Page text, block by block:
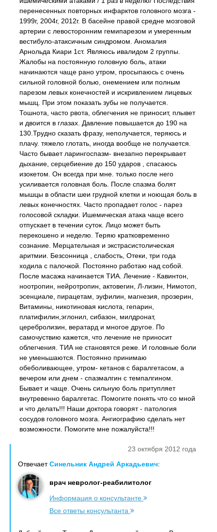
перенесенных повторных инфарктов головного мозга -
1999г, 2004г, 2012г. В басейне правой средне мозговой
артерии с левосторонним гемипарезом и умеренным
вестибуло-атаксичным синдромом. Аномалия
Арнольда Киари 1ст. Являюсь ивалидом 2 группы.
Жалобы на постоянную головную боль, атаки
начинаются чаще рано утром, просыпаюсь с очень
сильной головной болью, онемением или полным
парезом левых конечностей и искривлением лицевых
мышц. При этом показать зубы не получается.
Тошнота, часто рвота, облегчения не приносит, плывет
и двоится в глазах. Давление повышается до 190 на
130.Трудно сказать фразу, неполучается, теряюсь и
плачу. тяжело глотать, иногда вообще не получается.
Часто бывает ларингоспазм- внезапно перекрывает
дыхание, серцебиение до 150 ударов , спасаюсь
изокетом. Он всегда при мне. только после него
усиливается головная боль. После спазма болят
мышцы в области шеи грудной клетки и ноющая боль в
левых конечностях. Часто пропадает голос - парез
голосовой складки. Ишемическая атака чаще всего
отпускает в течении суток. Лицо может быть
перекошено и неделю. Теряю кратковременно
сознание. Мерцательная и экстрасистолическая
аритмии. Безсонница , слабость, Отеки, три года
ходила с палочкой. Постоянно работаю над собой.
После масажа начинается ТИА. Лечение - Кавинтон,
ноотропин, нейротропин, актовегин, Л-лизин, Нимотоп,
эсенциале, пирацетам, эуфилин, магнезия, прозерин,
Витамины, никотиновая кислота, гепарин,
платифилин,эглонил, сибазон, милдронат,
церебролизин, вератард и многое другое. По
самочуствию кажется, что лечение не приносит
облегчения. ТИА не становятся реже. И головные боли
не уменьшаются. Постоянно принимаю
обеболивающее, утром- кетанов с баралгетасом, а
вечером или днем - спазмалгин с темпалгином.
Бывает и чаще. Очень сильную боль притупляет
внутревенно баралгетас. Помогите понять что со мной
и что делать!!! Наши доктора говорят - патология
сосудов головного мозга. Ангиографию сделать нет
возможности. Помогите мне пожалуйста!!!
23 октября 2012 года
ОтвечаетСинельник Андрей Аркадьевич:
врач невролог-реабилитолог
Информация о консультанте
Все ответы консультанта